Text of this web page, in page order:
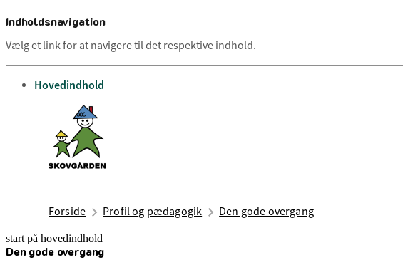
Indholdsnavigation
Vælg et link for at navigere til det respektive indhold.
gå til
Hovedindhold
Forside Profil og pædagogik Den gode overgang
start på hovedindhold
Den gode overgang
senest opdateret 10. juli 2025